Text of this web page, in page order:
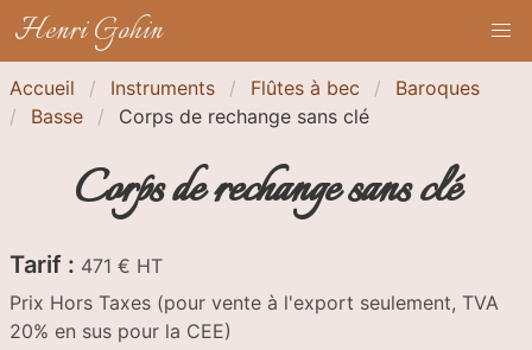
Henri Gohin
Accueil Instruments Flûtes à bec
Baroques
Basse
Corps de rechange sans clé
Corps de rechange sans clé
Tarif : 471 € HT
Prix Hors Taxes (pour vente à l'export seulement, TVA
20% en sus pour la CEE)